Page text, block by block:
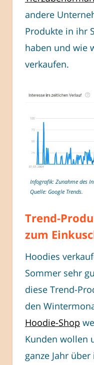
andere
Produkte in ihr
haben und wie
verkaufen.
Infografik: Zunahme des
Quelle: Google Trends.
Trend-
zum
Hoodies
Sommer sehr
diese Trend-
den
Hoodie-Shop
Kunden wollen
ganze Jahr